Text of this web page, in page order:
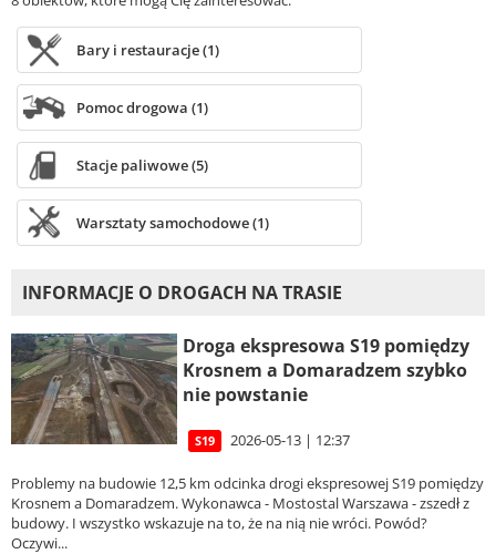
Bary i restauracje (1)
Pomoc drogowa (1)
Stacje paliwowe (5)
Warsztaty samochodowe (1)
INFORMACJE O DROGACH NA TRASIE
Droga ekspresowa S19 pomiędzy
Krosnem a Domaradzem szybko
nie powstanie
S19 2026-05-13 | 12:37
Problemy na budowie 12,5 km odcinka drogi ekspresowej S19 pomiędzy
Krosnem a Domaradzem. Wykonawca - Mostostal Warszawa - zszedł z
budowy. I wszystko wskazuje na to, że na nią nie wróci. Powód?
Oczywi...